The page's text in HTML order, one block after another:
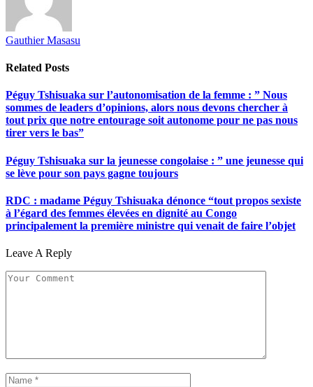
Gauthier Masasu
Related Posts
Péguy Tshisuaka sur l’autonomisation de la femme : ” Nous
sommes de leaders d’opinions, alors nous devons chercher à
tout prix que notre entourage soit autonome pour ne pas nous
tirer vers le bas”
Péguy Tshisuaka sur la jeunesse congolaise : ” une jeunesse qui
se lève pour son pays gagne toujours
RDC : madame Péguy Tshisuaka dénonce “tout propos sexiste
à l’égard des femmes élevées en dignité au Congo
principalement la première ministre qui venait de faire l’objet
Leave A Reply